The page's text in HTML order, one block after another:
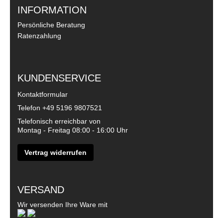
INFORMATION
Persönliche Beratung
Ratenzahlung
KUNDENSERVICE
Kontaktformular
Telefon +49 5196 9807521
Telefonisch erreichbar von
Montag - Freitag 08:00 - 16:00 Uhr
Vertrag widerrufen
VERSAND
Wir versenden Ihre Ware mit